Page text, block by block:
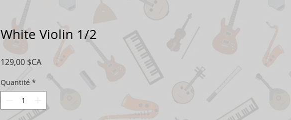
White Violin 1/2
129,00 $CAPrix
Quantité *